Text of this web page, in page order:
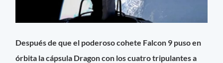
Después de que el poderoso cohete Falcon 9 puso en
órbita la cápsula Dragon con los cuatro tripulantes a